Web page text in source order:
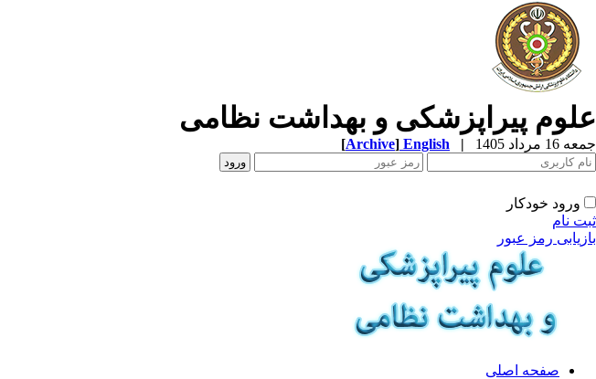
علوم پیراپزشکی و بهداشت نظامی
جمعه 16 مرداد 1405 |
English
[Archive]
ورود خودکار
ثبت نام
بازیابی رمز عبور
صفحه اصلی